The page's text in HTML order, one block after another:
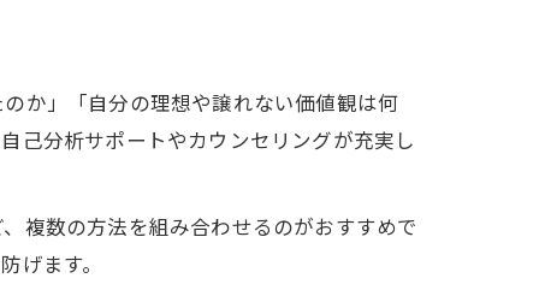
か」「自分の理想や譲れない価値観は何
己分析サポートやカウンセリングが充実し
複数の方法を組み合わせるのがおすすめで
げます。